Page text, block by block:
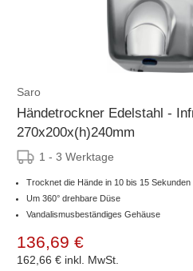
Saro
Händetrockner Edelstahl -
270x200x(h)240mm
1 - 3 Werktage
Trocknet die Hände in 10 bis 15 Sekunden
Um 360° drehbare Düse
Vandalismusbeständiges Gehäuse
136,69 €
162,66 € inkl. MwSt.